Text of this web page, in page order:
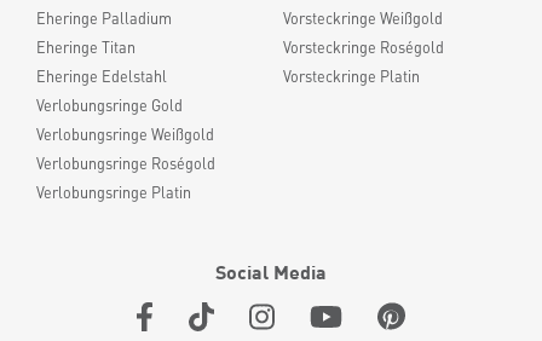
Eheringe Palladium
Eheringe Titan
Eheringe Edelstahl
Verlobungsringe Gold
Verlobungsringe Weißgold
Verlobungsringe Roségold
Verlobungsringe Platin
Vorsteckringe Weißgold
Vorsteckringe Roségold
Vorsteckringe Platin
Social Media